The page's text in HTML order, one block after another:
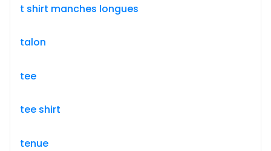
t shirt manches longues
talon
tee
tee shirt
tenue